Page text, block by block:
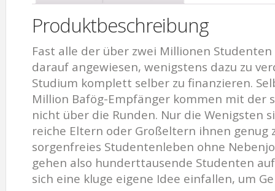
Produktbeschreibung
Fast alle der über zwei Millionen
darauf angewiesen, wenigstens dazu zu
Studium komplett selber zu finanzieren.
Million Bafög-Empfänger kommen mit der
nicht über die Runden. Nur die Wenigsten
reiche Eltern oder Großeltern ihnen genug
sorgenfreies Studentenleben ohne
gehen also hunderttausende Studenten
sich eine kluge eigene Idee einfallen, um